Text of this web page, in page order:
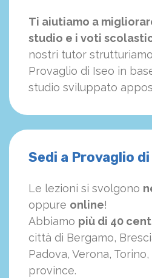
Ti aiutiamo a
studio e i voti
nostri tutor strutturiamo
Provaglio di Iseo in
studio sviluppato
Sedi a Provaglio
Le lezioni si svolgono
oppure online!
Abbiamo più di 40
città di Bergamo,
Padova, Verona,
province.